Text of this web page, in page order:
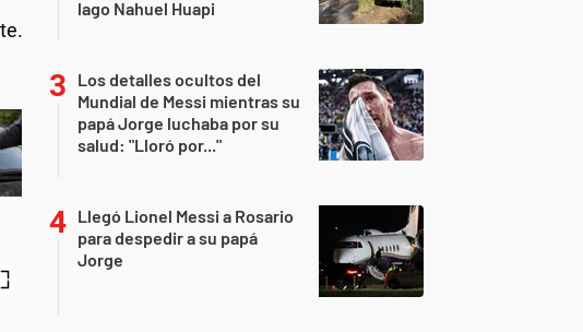
lago Nahuel Huapi
Los detalles ocultos del
Mundial de Messi mientras su
papá Jorge luchaba por su
salud: "Lloró por..."
Llegó Lionel Messi a Rosario
para despedir a su papá
Jorge